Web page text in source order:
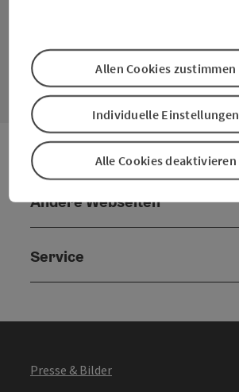
Kontaktformular
Andere Webseiten
Service
Presse & Bilder
Alle Cookies deaktivieren
Individuelle Einstellungen
Allen Cookies zustimmen